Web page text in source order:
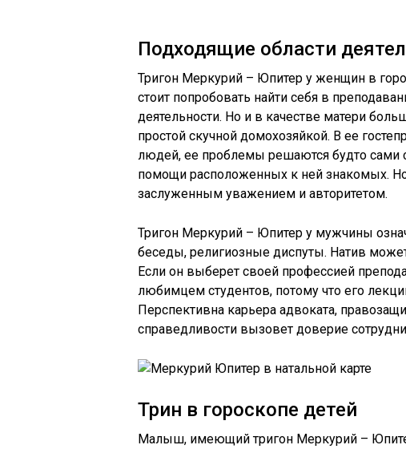
Подходящие области
Тригон Меркурий – Юпитер у женщин в
стоит попробовать найти себя в
деятельности. Но и в качестве матери
простой скучной домохозяйкой. В ее
людей, ее проблемы решаются будто сами
помощи расположенных к ней знакомых.
заслуженным уважением и авторитетом.
Тригон Меркурий – Юпитер у мужчины
беседы, религиозные диспуты. Натив
Если он выберет своей профессией
любимцем студентов, потому что его
Перспективна карьера адвоката,
справедливости вызовет доверие
Трин в гороскопе детей
Малыш, имеющий тригон Меркурий –